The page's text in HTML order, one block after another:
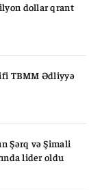
dollar qrant
TBMM Ədliyyə
Şərq və Şimali
lider oldu